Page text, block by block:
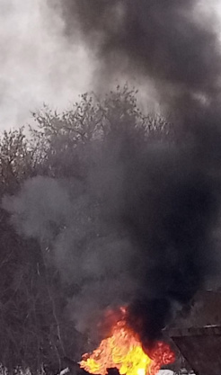
Перейти к основному содержанию